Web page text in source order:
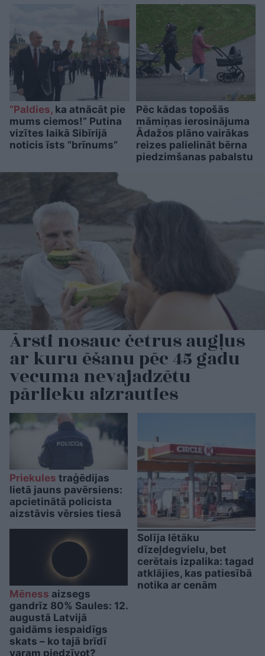
“Paldies, ka atnācāt pie
mums ciemos!” Putina
vizītes laikā Sibīrijā
noticis īsts “brīnums”
Pēc kādas topošās
māmiņas ierosinājuma
Ādažos plāno vairākas
reizes palielināt bērna
piedzimšanas pabalstu
Ārsti nosauc četrus augļus
ar kuru ēšanu pēc 45 gadu
vecuma nevajadzētu
pārlieku aizrauties
Priekules traģēdijas
lietā jauns pavērsiens:
apcietinātā policista
aizstāvis vērsies tiesā
Mēness aizsegs
gandrīz 80% Saules: 12.
augustā Latvijā
gaidāms iespaidīgs
skats – ko tajā brīdī
varam piedzīvot?
Solīja lētāku
dīzeļdegvielu, bet
cerētais izpalika: tagad
atklājies, kas patiesībā
notika ar cenām